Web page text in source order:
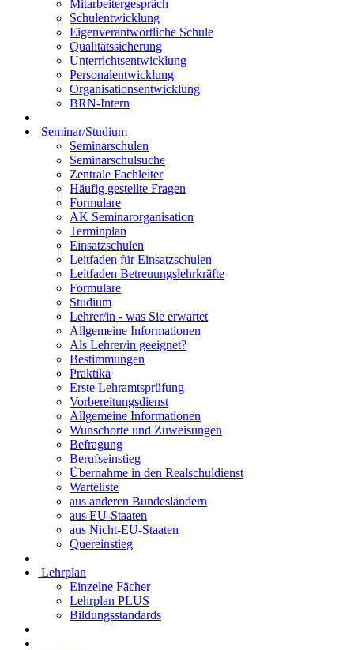
Mitarbeitergespräch
Schulentwicklung
Eigenverantwortliche Schule
Qualitätssicherung
Unterrichtsentwicklung
Personalentwicklung
Organisationsentwicklung
BRN-Intern
Seminar/Studium
Seminarschulen
Seminarschulsuche
Zentrale Fachleiter
Häufig gestellte Fragen
Formulare
AK Seminarorganisation
Terminplan
Einsatzschulen
Leitfaden für Einsatzschulen
Leitfaden Betreuungslehrkräfte
Formulare
Studium
Lehrer/in - was Sie erwartet
Allgemeine Informationen
Als Lehrer/in geeignet?
Bestimmungen
Praktika
Erste Lehramtsprüfung
Vorbereitungsdienst
Allgemeine Informationen
Wunschorte und Zuweisungen
Befragung
Berufseinstieg
Übernahme in den Realschuldienst
Warteliste
aus anderen Bundesländern
aus EU-Staaten
aus Nicht-EU-Staaten
Quereinstieg
Lehrplan
Einzelne Fächer
Lehrplan PLUS
Bildungsstandards